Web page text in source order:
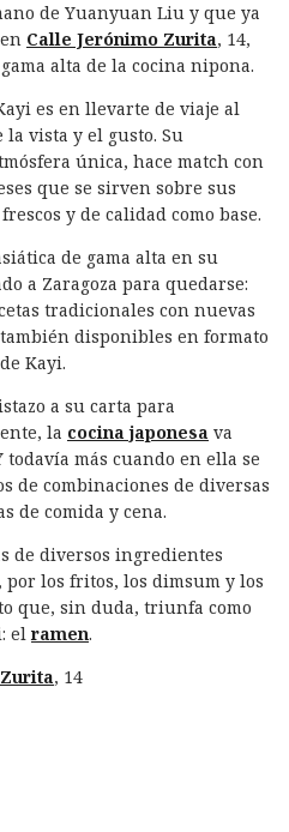
de Yuanyuan Liu y que ya
Calle Jerónimo Zurita, 14,
alta de la cocina nipona.
es en llevarte de viaje al
vista y el gusto. Su
única, hace match con
que se sirven sobre sus
y de calidad como base.
de gama alta en su
a Zaragoza para quedarse:
tradicionales con nuevas
disponibles en formato
Kayi.
a su carta para
la cocina japonesa va
todavía más cuando en ella se
de combinaciones de diversas
de comida y cena.
de diversos ingredientes
los fritos, los dimsum y los
que, sin duda, triunfa como
el ramen.
, 14